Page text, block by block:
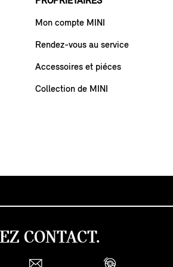
Mon compte MINI
Rendez-vous au service
Accessoires et piéces
Collection de MINI
CONTACT.